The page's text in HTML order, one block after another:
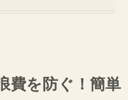
費を防ぐ！簡単